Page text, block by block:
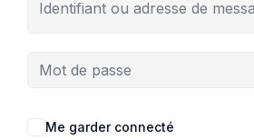
Me garder connecté